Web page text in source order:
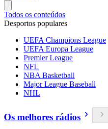
Todos os conteúdos
Desportos populares
UEFA Champions League
UEFA Europa League
Premier League
NFL
NBA Basketball
Major League Baseball
NHL
Os melhores rádios